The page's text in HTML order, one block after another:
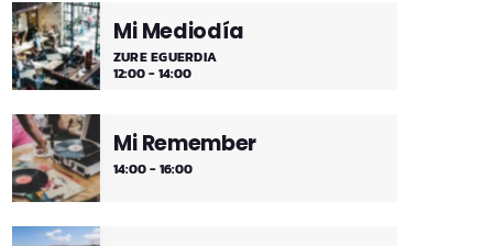
Mi Mediodía
ZURE EGUERDIA
12:00 - 14:00
Mi Remember
14:00 - 16:00